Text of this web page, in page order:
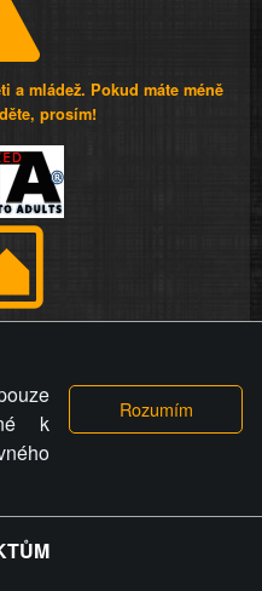
a mládež. Pokud máte méně
prosím!
toto opatření provozovatele
fotografii nebo video na
fotografie, videa nebo
okolnost uplatnit vůči
na náhradu škody nebo
újmy.
zvrácenej. To jen
k